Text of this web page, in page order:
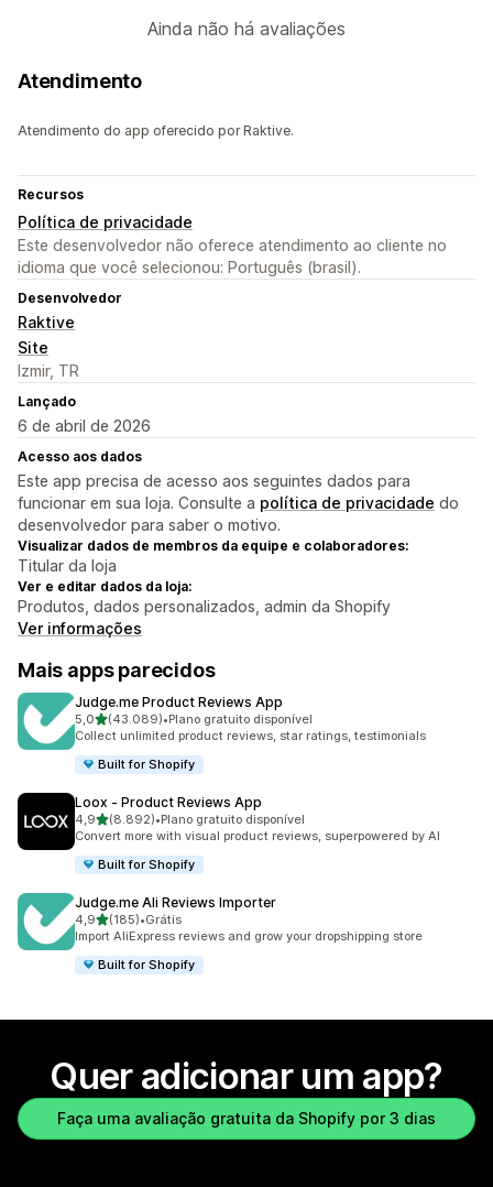
Ainda não há avaliações
Atendimento
Atendimento do app oferecido por Raktive.
Recursos
Política de privacidade
Este desenvolvedor não oferece atendimento ao cliente no
idioma que você selecionou: Português (brasil).
Desenvolvedor
Raktive
Site
Izmir, TR
Lançado
6 de abril de 2026
Acesso aos dados
Este app precisa de acesso aos seguintes dados para
funcionar em sua loja. Consulte a política de privacidade do
desenvolvedor para saber o motivo.
Visualizar dados de membros da equipe e colaboradores:
Titular da loja
Ver e editar dados da loja:
Produtos, dados personalizados, admin da Shopify
Ver informações
Mais apps parecidos
Judge.me Product Reviews App
5,0de 5 estrelas
(43.089)
43089 avaliações ao todo
•Plano gratuito disponível
Collect unlimited product reviews, star ratings, testimonials
Built for Shopify
Loox ‑ Product Reviews App
4,9de 5 estrelas
(8.892)
8892 avaliações ao todo
•Plano gratuito disponível
Convert more with visual product reviews, superpowered by AI
Built for Shopify
Judge.me Ali Reviews Importer
4,9de 5 estrelas
(185)
185 avaliações ao todo
•Grátis
Import AliExpress reviews and grow your dropshipping store
Built for Shopify
Quer adicionar um app?
Faça uma avaliação gratuita da Shopify por 3 dias